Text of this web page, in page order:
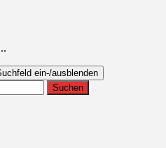
ein-/ausblenden